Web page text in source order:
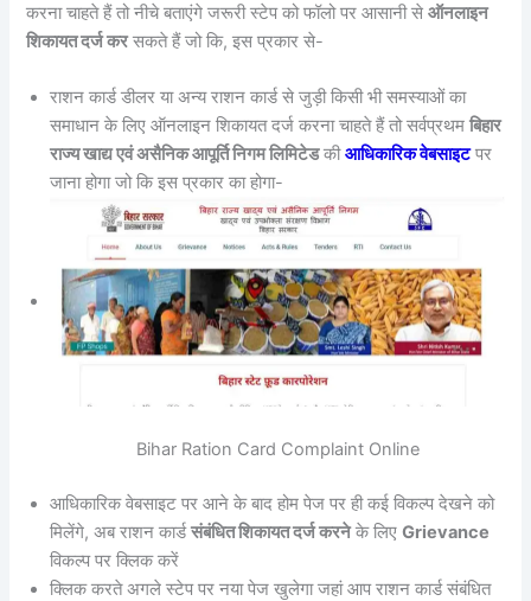
करना चाहते हैं तो नीचे बताएंगे जरूरी स्टेप को फॉलो पर आसानी सेऑनलाइन
शिकायत दर्ज करसकते हैं जो कि, इस प्रकार से-
राशन कार्ड डीलर या अन्य राशन कार्ड से जुड़ी किसी भी समस्याओं का
समाधान के लिए ऑनलाइन शिकायत दर्ज करना चाहते हैं तो सर्वप्रथमबिहार
राज्य खाद्य एवं असैनिक आपूर्ति निगम लिमिटेडकीआधिकारिक वेबसाइटपर
जाना होगा जो कि इस प्रकार का होगा-
Bihar Ration Card Complaint Online
आधिकारिक वेबसाइट पर आने के बाद होम पेज पर ही कई विकल्प देखने को
मिलेंगे, अब राशन कार्डसंबंधित शिकायत दर्ज करनेके लिएGrievance
विकल्प पर क्लिक करें
क्लिक करते अगले स्टेप पर नया पेज खुलेगा जहां आप राशन कार्ड संबंधित